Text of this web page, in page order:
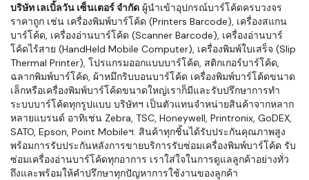
บริษัท เลเบิ้ลวัน เซ็นเตอร์ จำกัด ผู้นำเข้าอุปกรณ์บาร์โค้ดครบวงจร
ราคาถูก เช่น เครื่องพิมพ์บาร์โค้ด (Printers Barcode), เครื่องสแกน
บาร์โค้ด, เครื่องอ่านบาร์โค้ด (Scanner Barcode), เครื่องอ่านบาร์
โค้ดไร้สาย (HandHeld Mobile Computer), เครื่องพิมพ์ใบเสร็จ (Slip
Thermal Printer), โปรแกรมออกแบบบาร์โค้ด, สติกเกอร์บาร์โค้ด,
ฉลากพิมพ์บาร์โค้ด, ผ้าหมึกริบบอนบาร์โค้ด เครื่องพิมพ์บาร์โค้ดขนาด
เล็กหรือเครื่องพิมพ์บาร์โค้ดขนาดใหญ่เราก็มีและรับปรึกษาการทำ
ระบบบาร์โค้ดทุกรูปแบบ บริษัทฯ เป็นตัวแทนจำหน่ายสินค้าจากหลาก
หลายแบรนด์ อาทิเช่น Zebra, TSC, Honeywell, Printronix, GoDEX,
SATO, Epson, Point Mobileฯ. สินค้าทุกชิ้นได้รับประกันคุณภาพสูง
พร้อมการรับประกันหลังการขายบริการรับซ่อมเครื่องพิมพ์บาร์โค้ด รับ
ซ่อมเครื่องอ่านบาร์โค้ดทุกอาการ เราใส่ใจในการดูแลลูกค้าอย่างทั่ว
ถึงและพร้อมให้คำปรึกษาทุกปัญหาการใช้งานของลูกค้า